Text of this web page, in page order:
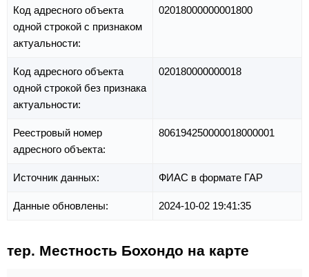
Код адресного объекта
одной строкой с признаком
актуальности:
02018000000001800
Код адресного объекта
одной строкой без признака
актуальности:
020180000000018
Реестровый номер
адресного объекта:
806194250000018000001
Источник данных: ФИАС в формате ГАР
Данные обновлены: 2024-10-02 19:41:35
тер. Местность Бохондо на карте